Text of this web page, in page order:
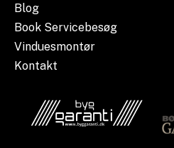
Blog
Book Servicebesøg
Vinduesmontør
Kontakt